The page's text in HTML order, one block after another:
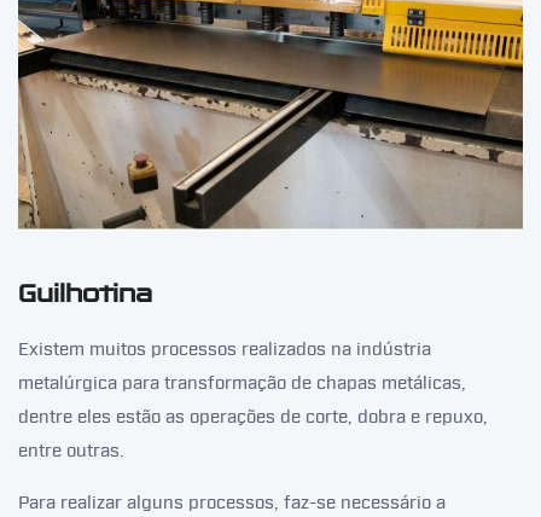
Guilhotina
Existem muitos processos realizados na indústria
metalúrgica para transformação de chapas metálicas,
dentre eles estão as operações de corte, dobra e repuxo,
entre outras.
Para realizar alguns processos, faz-se necessário a